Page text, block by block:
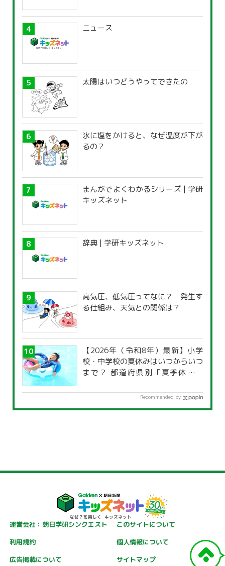
ニュース
太陽はいつどうやってできたの
氷に塩をかけると、なぜ温度が下が
るの？
まんがでよくわかるシリーズ | 学研
キッズネット
辞典 | 学研キッズネット
高気圧、低気圧ってなに？ 発生す
る仕組み、天気との関係は？
【2026年（令和8年）最新】小学
校・中学校の夏休みはいつからいつ
まで？ 都道府県別「夏季休暇一
Recommended by
運営会社：朝日学研シンクエスト
このサイトについて
利用規約
個人情報について
広告掲載について
サイトマップ